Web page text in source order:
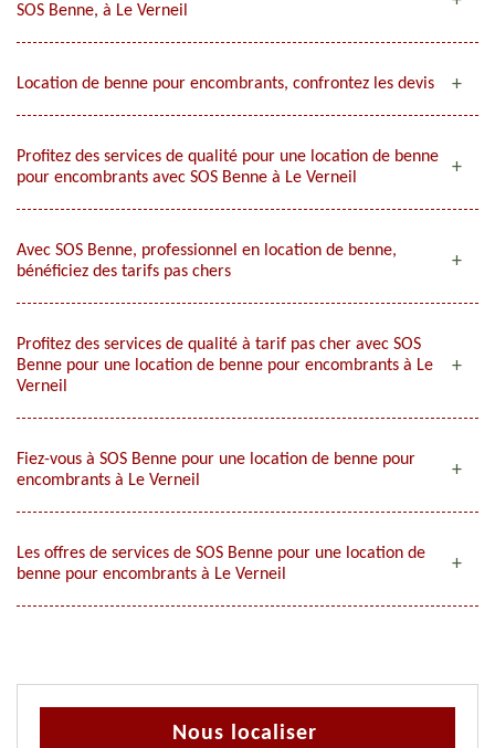
SOS Benne, à Le Verneil
Location de benne pour encombrants, confrontez les devis
Profitez des services de qualité pour une location de benne
pour encombrants avec SOS Benne à Le Verneil
Avec SOS Benne, professionnel en location de benne,
bénéficiez des tarifs pas chers
Profitez des services de qualité à tarif pas cher avec SOS
Benne pour une location de benne pour encombrants à Le
Verneil
Fiez-vous à SOS Benne pour une location de benne pour
encombrants à Le Verneil
Les offres de services de SOS Benne pour une location de
benne pour encombrants à Le Verneil
Nous localiser